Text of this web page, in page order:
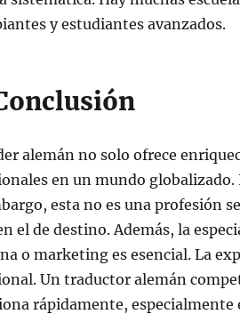
y estudiantes avanzados.
alemán no solo ofrece
en un mundo
esta no es una profesión
el de destino. Además, la
o marketing es esencial. La
Un traductor alemán
rápidamente, especialmente